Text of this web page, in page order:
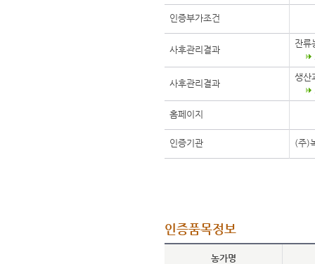
인증부가조건
사후관리결과
잔류
사후관리결과
생산
홈페이지
인증기관 (주)
인증품목정보
농가명